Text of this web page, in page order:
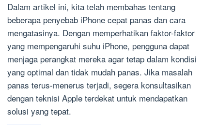
Dalam artikel ini, kita telah membahas tentang
beberapa penyebab iPhone cepat panas dan cara
mengatasinya. Dengan memperhatikan faktor-faktor
yang mempengaruhi suhu iPhone, pengguna dapat
menjaga perangkat mereka agar tetap dalam kondisi
yang optimal dan tidak mudah panas. Jika masalah
panas terus-menerus terjadi, segera konsultasikan
dengan teknisi Apple terdekat untuk mendapatkan
solusi yang tepat.